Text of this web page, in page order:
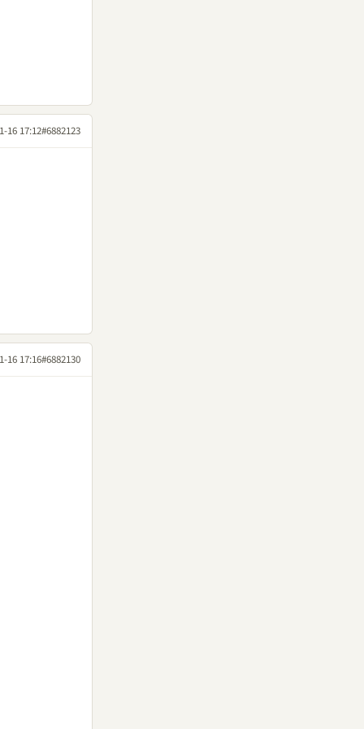
16 17:12#6882123
16 17:16#6882130